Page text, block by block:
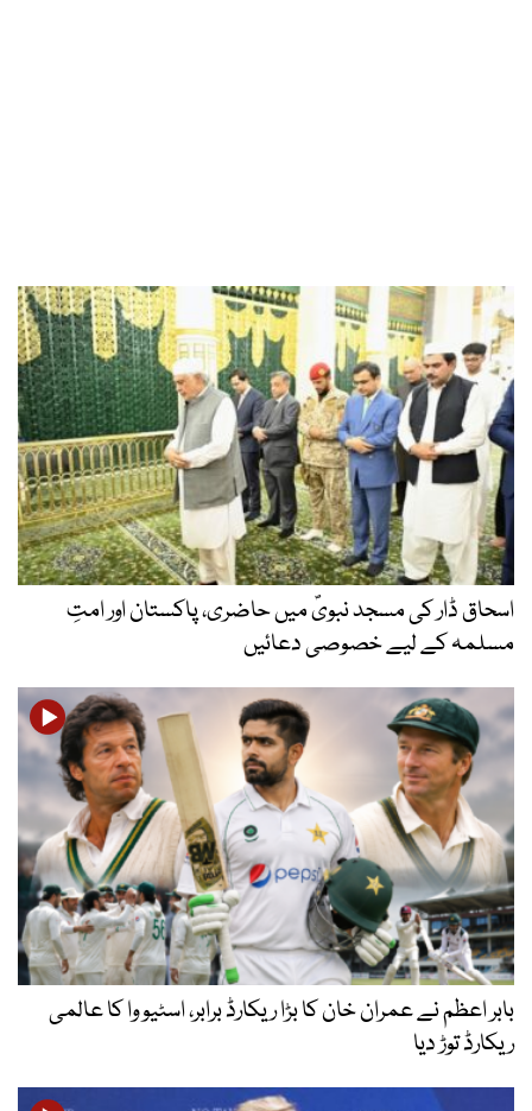
اسحاق ڈار کی مسجد نبویؐ میں حاضری، پاکستان اور امتِ
مسلمہ کے لیے خصوصی دعائیں
بابر اعظم نے عمران خان کا بڑا ریکارڈ برابر، اسٹیو وا کا عالمی
ریکارڈ توڑ دیا